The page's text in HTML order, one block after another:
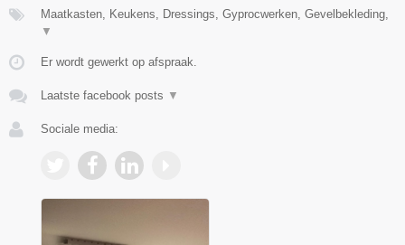
Maatkasten, Keukens, Dressings, Gyprocwerken, Gevelbekleding,
▼
Er wordt gewerkt op afspraak.
Laatste facebook posts ▼
Sociale media: